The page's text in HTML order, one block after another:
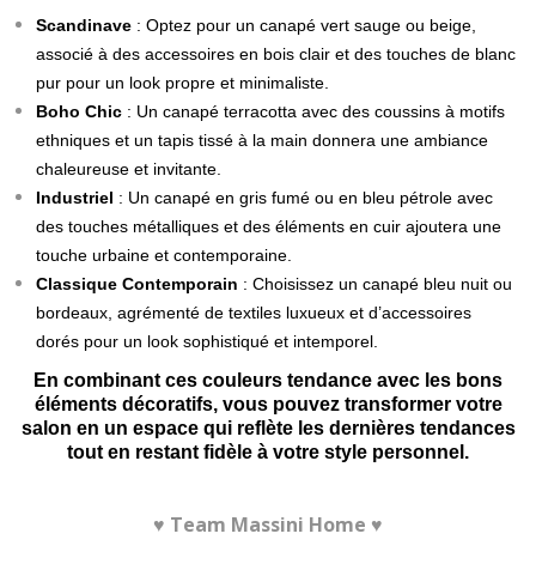
Scandinave : Optez pour un canapé vert sauge ou beige,
associé à des accessoires en bois clair et des touches de blanc
pur pour un look propre et minimaliste.
Boho Chic : Un canapé terracotta avec des coussins à motifs
ethniques et un tapis tissé à la main donnera une ambiance
chaleureuse et invitante.
Industriel : Un canapé en gris fumé ou en bleu pétrole avec
des touches métalliques et des éléments en cuir ajoutera une
touche urbaine et contemporaine.
Classique Contemporain : Choisissez un canapé bleu nuit ou
bordeaux, agrémenté de textiles luxueux et d’accessoires
dorés pour un look sophistiqué et intemporel.
En combinant ces couleurs tendance avec les bons
éléments décoratifs, vous pouvez transformer votre
salon en un espace qui reflète les dernières tendances
tout en restant fidèle à votre style personnel.
♥ Team Massini Home ♥